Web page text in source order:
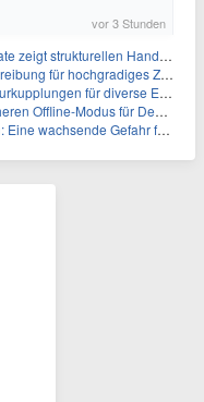
vor 3 Stunden
bei der Ernährung schulpflichtiger Kinder
mit Germanium- und Silbergehalten und stellt ein Betriebsupdate bereit
für diverse Einsatzbereiche
für Desktop- und Mobile-Apps ein
Gefahr für industrielle Elektroniksysteme